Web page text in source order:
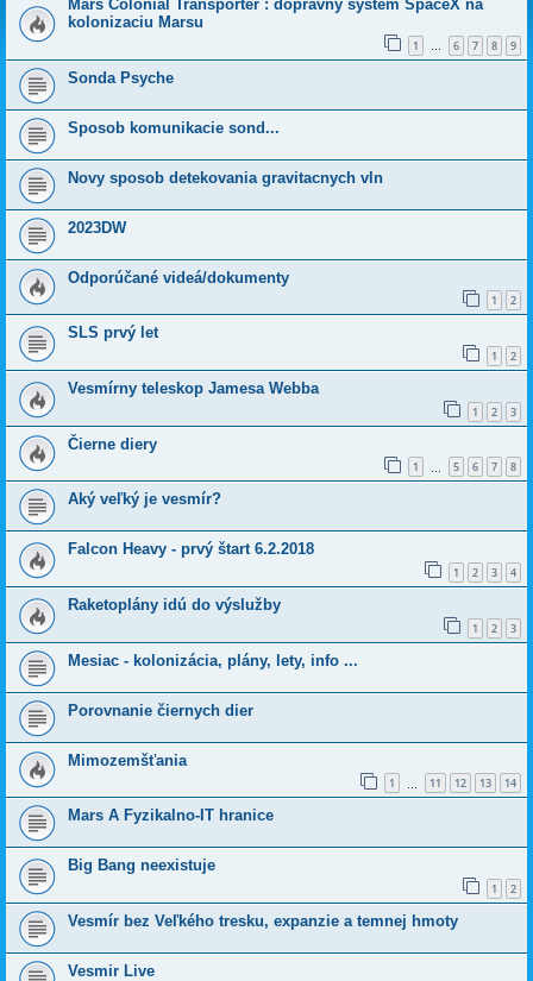
Mars Colonial Transporter : dopravny system SpaceX na
kolonizaciu Marsu
1 … 6 7 8 9
Sonda Psyche
Sposob komunikacie sond...
Novy sposob detekovania gravitacnych vln
2023DW
Odporúčané videá/dokumenty
1 2
SLS prvý let
1 2
Vesmírny teleskop Jamesa Webba
1 2 3
Čierne diery
1 5 6 7 8
Aký veľký je vesmír?
Falcon Heavy - prvý štart 6.2.2018
1 2 3 4
Raketoplány idú do výslužby
1 2 3
Mesiac - kolonizácia, plány, lety, info ...
Porovnanie čiernych dier
Mimozemšťania
1 11 12 13 14
Mars A Fyzikalno-IT hranice
Big Bang neexistuje
1 2
Vesmír bez Veľkého tresku, expanzie a temnej hmoty
Vesmir Live